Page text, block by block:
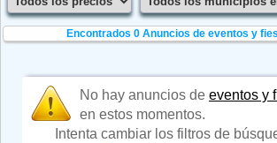
Encontrados 0Anuncios de eventos y
No hay anuncios deeventos y
en estos momentos.
Intenta cambiar los filtros de